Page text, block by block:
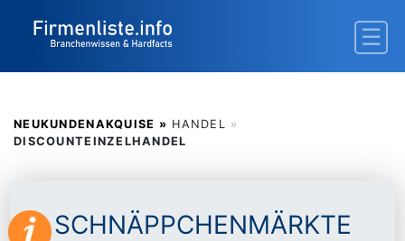
NEUKUNDENAKQUISE » HANDEL »
DISCOUNTEINZELHANDEL
SCHNÄPPCHENMÄRKTE